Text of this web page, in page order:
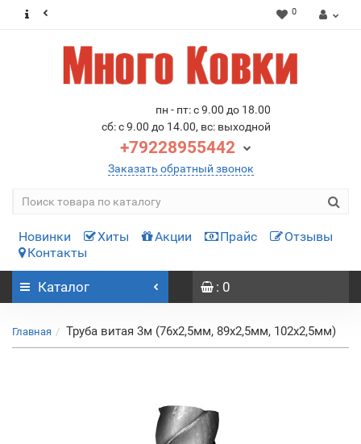
0
пн - пт: с 9.00 до 18.00
сб: с 9.00 до 14.00, вс: выходной
+79228955442
Заказать обратный звонок
Новинки Хиты Акции Прайс
Отзывы
Контакты
Каталог : 0
Главная Труба витая 3м (76х2,5мм, 89х2,5мм, 102х2,5мм)